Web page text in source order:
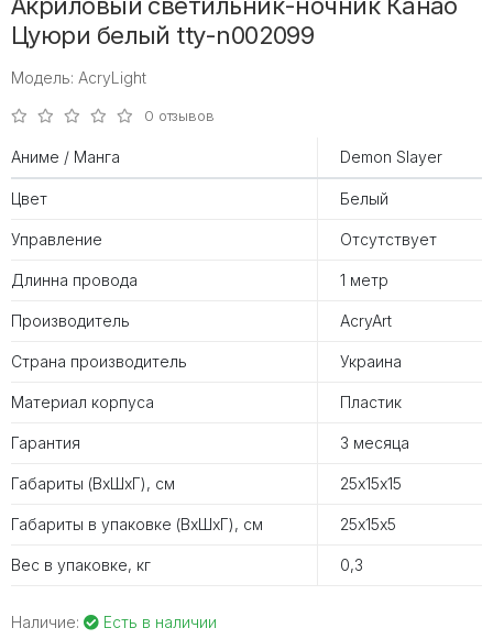
Акриловый светильник-ночник Канао
Цуюри белый tty-n002099
Модель: AcryLight
0 отзывов
Аниме / Манга Demon Slayer
Цвет Белый
Управление Отсутствует
Длинна провода 1 метр
Производитель AcryArt
Страна производитель Украина
Материал корпуса Пластик
Гарантия 3 месяца
Габариты (ВхШхГ), см 25х15х15
Габариты в упаковке (ВхШхГ), см 25х15х5
Вес в упаковке, кг 0,3
Наличие: Есть в наличии